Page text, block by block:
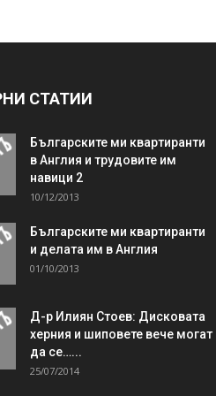
СТАТИИ
Българските ми квартиранти
в Англия и трудовите им
навици 2
10/12/2013
Българските ми квартиранти
и делата им в Англия
01/10/2013
Д-р Илиян Стоев: Дисковата
херния и шиповете вече могат
да се…...
25/07/2014